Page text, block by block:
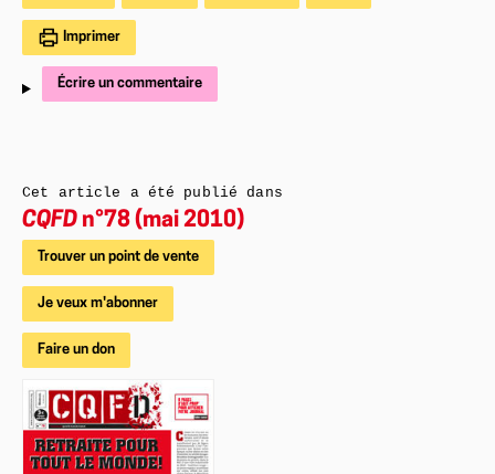
Imprimer
Écrire un commentaire
Cet article a été publié dans
CQFD n°78 (mai 2010)
Trouver un point de vente
Je veux m'abonner
Faire un don